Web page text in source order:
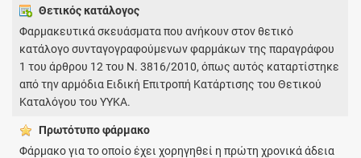
Θετικός κατάλογος
Φαρμακευτικά σκευάσματα που ανήκουν στον θετικό
κατάλογο συνταγογραφούμενων φαρμάκων της παραγράφου
1 του άρθρου 12 του Ν. 3816/2010, όπως αυτός καταρτίστηκε
από την αρμόδια Ειδική Επιτροπή Κατάρτισης του Θετικού
Καταλόγου του ΥΥΚΑ.
Πρωτότυπο φάρμακo
Φάρμακο για το οποίο έχει χορηγηθεί η πρώτη χρονικά άδεια